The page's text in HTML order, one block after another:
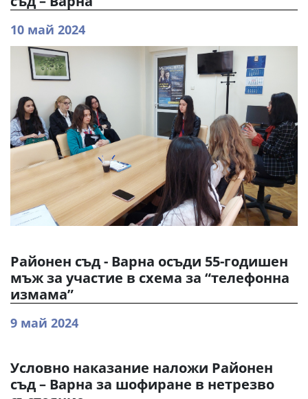
10 май 2024
Районен съд - Варна осъди 55-годишен
мъж за участие в схема за “телефонна
измама”
9 май 2024
Условно наказание наложи Районен
съд – Варна за шофиране в нетрезво